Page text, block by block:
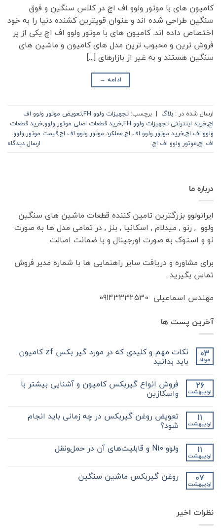
کامیون های با موتور ولوو اف اچ در کلاس سنگین و فوق
سنگین طراحی شده اند و عنوان قویترین کشنده دنیا را به خود
اختصاص داده اند. کامیون های با موتور ولوو اف اچ یکی از پر
فروش ترین و محبوب ترین مدل های کامیون و ماشین های
سنگین هستند و به غیر از بازارهای […]
ادامه →
ارسال شده در : بلاگ | برچسب: تجهیزات ولوو FH ,تعویض موتور ولوو اف
اچ,خرید اینترنتی تجهیزات ولوو FH ,خرید قطعات اصلی موتور ولوو,خرید قطعات
ولوو اف اچ,خرید موتور ولوو اف اچ,عملکرد موتور ولوو اف اچ,قیمت موتور ولوو
اف اچ,موتور ولوو اف اچ ارسال دیدگاه
درباره ما
ایرانولوو بزرگترین تامین کننده قطعات ماشین های سنگین
ولوو , رنو , میدلام , اسکانیا , بنز , در تمامی مدل ها به صورت
نو و استوک به صورت اورجینال و با ضمانت اصالت
برای مشاوره و دریافت سایر راهنمایی ها با شماره مدیر فروش
تماس بگیرید.
مهندس اسماعیلی 09143332530
آخرین پست ها
03
مرداد
نکات مهم و کلیدی که در مورد گیر بکس zf کامیون
باید بدانید
دیدگاهی
نکات
مهم
کلیدی
در
مورد
بکس
کامیون
باید
نشده 26
اردیبهشت
فروش انواع گیربکس کامیون و آشنایی بیشتر با
واسکازین
برای
فروش
انواع
و
آشنایی
واسکازین
ثبت
نشده 11
اردیبهشت
تعویض روغن گیربکس در چه زمانی باید انجام
شود؟
برای
تعویض
در
چه
ثبت
نشده 11
اردیبهشت
ولوو N10 و قابلیت‌های آن در حمل‌ونقل
ولوو
N10
حمل‌ونقل
ثبت
نشده 07
اردیبهشت
روغن گیربکس ماشین سنگین
گیربکس
ماشیننظرات اخیر